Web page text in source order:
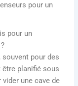
pour un
pour un
souvent pour des
être planifié sous
vider une cave de